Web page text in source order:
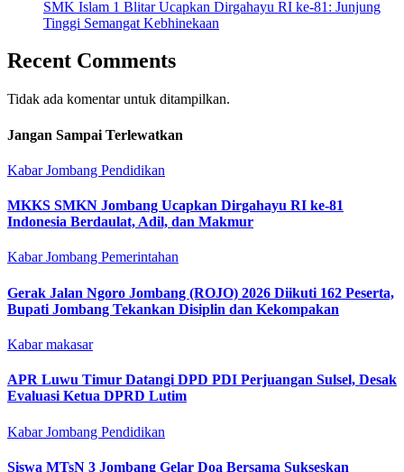
SMK Islam 1 Blitar Ucapkan Dirgahayu RI ke-81: Junjung
Tinggi Semangat Kebhinekaan
Recent Comments
Tidak ada komentar untuk ditampilkan.
Jangan Sampai Terlewatkan
Kabar Jombang Pendidikan
MKKS SMKN Jombang Ucapkan Dirgahayu RI ke-81
Indonesia Berdaulat, Adil, dan Makmur
Kabar Jombang Pemerintahan
Gerak Jalan Ngoro Jombang (ROJO) 2026 Diikuti 162 Peserta,
Bupati Jombang Tekankan Disiplin dan Kekompakan
Kabar makasar
APR Luwu Timur Datangi DPD PDI Perjuangan Sulsel, Desak
Evaluasi Ketua DPRD Lutim
Kabar Jombang Pendidikan
Siswa MTsN 3 Jombang Gelar Doa Bersama Sukseskan